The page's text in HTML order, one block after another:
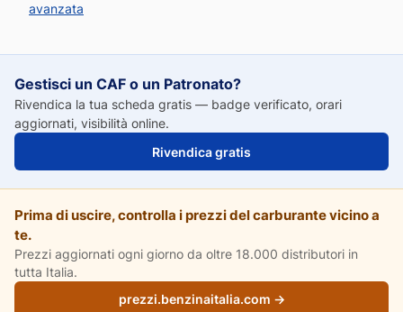
avanzata
Gestisci un CAF o un Patronato?
Rivendica la tua scheda gratis — badge verificato, orari
aggiornati, visibilità online.
Rivendica gratis
Prima di uscire, controlla i prezzi del carburante vicino a
te.
Prezzi aggiornati ogni giorno da oltre 18.000 distributori in
tutta Italia.
prezzi.benzinaitalia.com →